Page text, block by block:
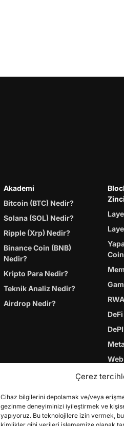
Çerez
Cihaz bilgilerini depolamak ve/veya
gezinme deneyiminizi iyileştirmek ve
yapıyoruz. Bu teknolojilere izin vermek,
Akademi
Bitcoin (BTC) Nedir?
Solana (SOL) Nedir?
Ripple (Xrp) Nedir?
Binance Coin (BNB)
Nedir?
Kripto Para Nedir?
Teknik Analiz Nedir?
Airdrop Nedir?